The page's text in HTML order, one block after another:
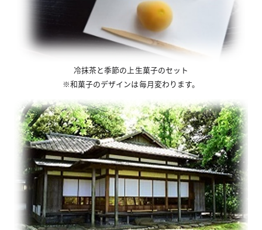
冷抹茶と季節の上生菓子のセット
※和菓子のデザインは毎月変わります。